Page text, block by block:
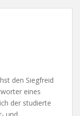
den Siegfreid
eines
der studierte